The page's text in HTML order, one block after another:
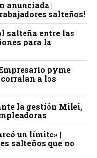
anunciada |
salteños!
salteña entre las
para la
pyme
a los
la gestión Milei,
un límite» |
salteños que no